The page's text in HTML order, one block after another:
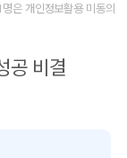
은 개인정보활용 미동의
공 비결